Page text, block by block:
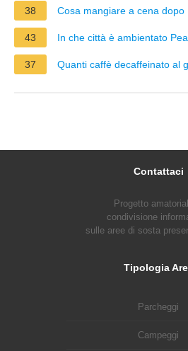
38 Cosa mangiare a cena dopo
43 In che città è ambientato
37 Quanti caffè decaffeinato al
Contattaci
Progetto
condivisione
sulle aree di sosta
Tipologia
Parcheggi
Campeggi